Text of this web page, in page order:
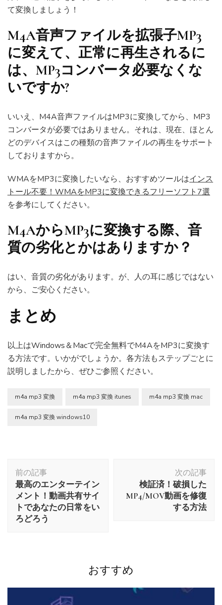
て変換しましょう！
M4A音声ファイルを拡張子MP3
に変えて、正常に再生されるに
は、MP3コンバータ必要なくな
いですか?
いいえ、M4A音声ファイルはMP3に変換してから、MP3
コンバータが必要ではありません。それは、現在、ほとん
どのデバイスはこの種類の音声ファイルの再生をサポート
しておりますから。
WMAをMP3に変換したいなら、おすすめツールはインス
トール不要！WMAをMP3に変換できるフリーソフト7選
を参考にしてください。
M4AからMP3に変換する際、音
質の劣化とかはありますか？
はい、音質の劣化があります。が、人の耳に感じではない
から、ご安心ください。
まとめ
以上はWindows＆Macで完全無料でM4AをMP3に変換す
る方法です。いかがでしょうか。各方法もステップごとに
説明しましたから、ぜひご参照ください。
m4a mp3 変換 m4a mp3 変換 itunes m4a mp3 変換 mac
m4a mp3 変換 windows10
投
稿
ナ
ビ
ゲ
前の記事
最高のエンターテイン
メント！動画共有サイ
トであなたの日常をい
ろどろう
次の記事
検証済！破損した
MP4/MOV動画を修復
する方法
おすすめ